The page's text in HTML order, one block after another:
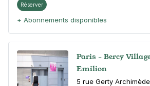
Réserver
+ Abonnements disponibles
Paris - Bercy
Emilion
5 rue Gerty Archimède